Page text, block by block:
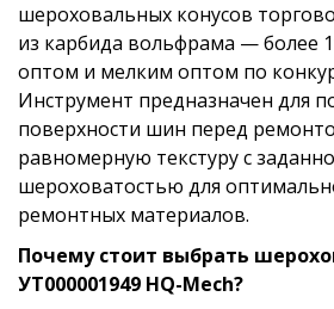
шероховальных конусов
из карбида вольфрама — более
оптом и мелким оптом по
Инструмент предназначен для
поверхности шин перед
равномерную текстуру с
шероховатостью для
ремонтных материалов.
Почему стоит выбрать
УТ000001949 HQ-Mech?